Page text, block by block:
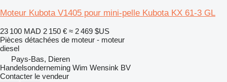
Moteur Kubota V1405 pour mini-pelle Kubota KX 61-3 GL
23 100 MAD 2 150 € ≈ 2 469 $US
Pièces détachées de moteur - moteur
diesel
Pays-Bas, Dieren
Handelsonderneming Wim Wensink BV
Contacter le vendeur